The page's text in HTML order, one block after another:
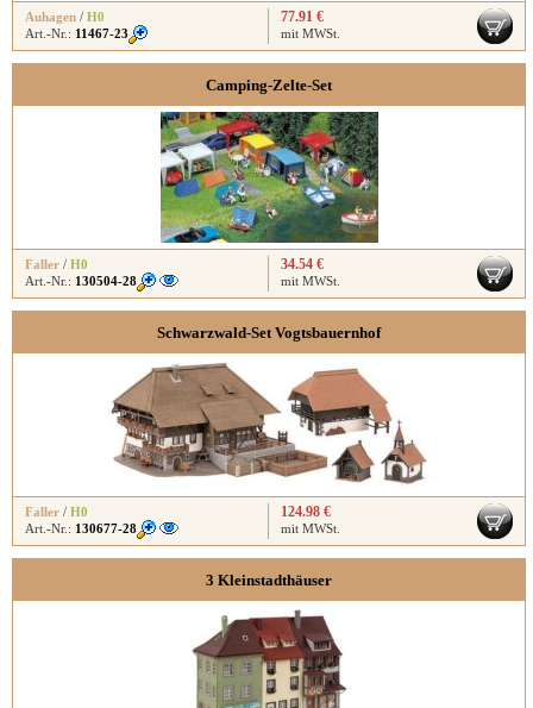
Auhagen / H0
Art.-Nr.: 11467-23
77.91 €
mit MWSt.
Camping-Zelte-Set
Faller / H0
Art.-Nr.: 130504-28
34.54 €
mit MWSt.
Schwarzwald-Set Vogtsbauernhof
Faller / H0
Art.-Nr.: 130677-28
124.98 €
mit MWSt.
3 Kleinstadthäuser